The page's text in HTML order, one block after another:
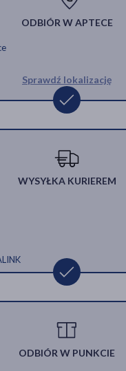
ODBIÓR W APTECE
Sprawdź lokalizację
WYSYŁKA KURIEREM
ODBIÓR W PUNKCIE